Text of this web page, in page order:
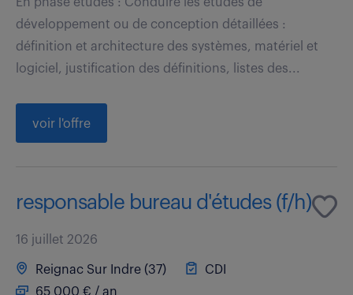
développement ou de conception détaillées :
définition et architecture des systèmes, matériel et
logiciel, justification des définitions, listes des...
voir l'offre
responsable bureau d'études (f/h)
16 juillet 2026
Reignac Sur Indre (37)
CDI
65 000 € / an